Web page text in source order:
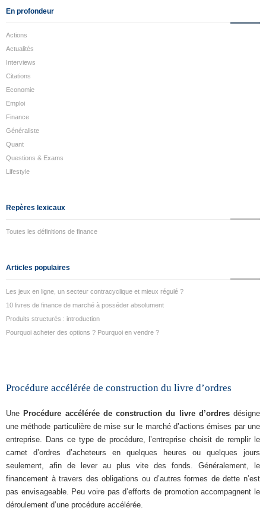
En profondeur
Actions
Actualités
Interviews
Citations
Economie
Emploi
Finance
Généraliste
Quant
Questions & Exams
Lifestyle
Repères lexicaux
Toutes les définitions de finance
Articles populaires
Les jeux en ligne, un secteur contracyclique et mieux régulé ?
10 livres de finance de marché à posséder absolument
Produits structurés : introduction
Pourquoi acheter des options ? Pourquoi en vendre ?
Procédure accélérée de construction du livre d’ordres
Une Procédure accélérée de construction du livre d’ordresdésigne
une méthode particulière de mise sur le marché d’actions émises par une
entreprise. Dans ce type de procédure, l’entreprise choisit de remplir le
carnet d’ordres d’acheteurs en quelques heures ou quelques jours
seulement, afin de lever au plus vite des fonds. Généralement, le
financement à travers des obligations ou d’autres formes de dette n’est
pas envisageable. Peu voire pas d’efforts de promotion accompagnent le
déroulement d’une procédure accélérée.